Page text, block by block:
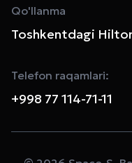
Qo'llanma
Toshkentdagi
Telefon raqamlari:
+998 77 114-71-11